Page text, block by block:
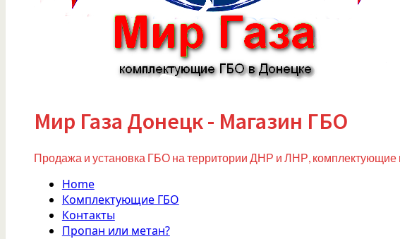
Мир Газа Донецк - Магазин ГБО
Продажа и установка ГБО на территории ДНР и ЛНР, комплектующие
Home
Комплектующие ГБО
Контакты
Пропан или метан?